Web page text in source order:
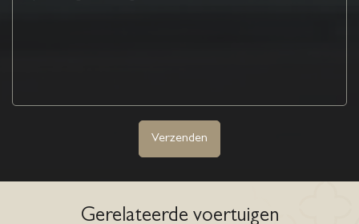
Verzenden
Gerelateerde voertuigen